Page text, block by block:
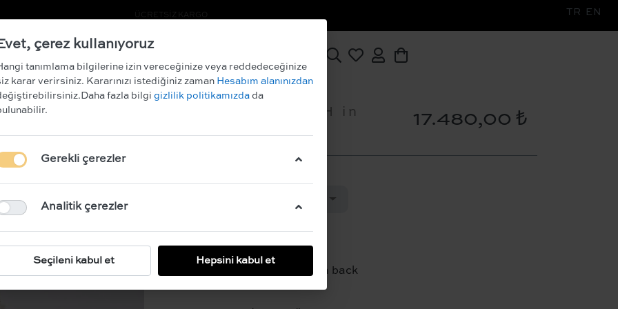
ÜCRETSİZ KARGO TR EN
MADE ME BLUSH in
17.480,00 ₺
Draped mini dress with open back
çerez kullanıyoruz
tanımlama bilgilerine izin vereceğinize veya reddedeceğinize
karar verirsiniz. Kararınızı istediğiniz zaman Hesabım alanınızdan
fazla bilgi gizlilik politikamızda da
Gerekli çerezler
Analitik çerezler
Seçileni kabul et Hepsini kabul et